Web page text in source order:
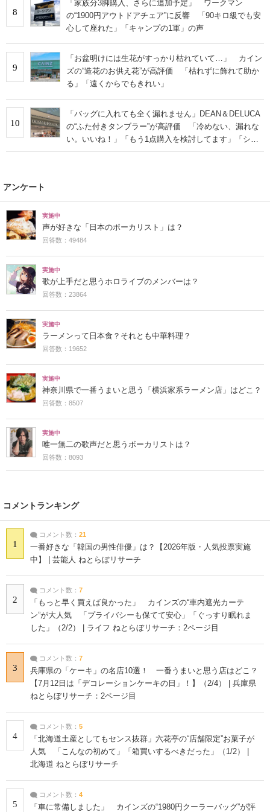
8
「家族分3脚購入、さらに追加予定」 ワークマン
の“1900円アウトドアチェア”に反響 「90キロ級でも安
心して座れた」「キャンプの1軍」の声
9
「お盆明けには生花がすっかり枯れていて…」 カイン
ズの“造花のお供え花”が高評価 「枯れずに飾れて助か
る」「遠くからでもきれい」
10
「バッグに入れても全く漏れません」DEAN＆DELUCA
の“ふた付きタンブラー”が高評価 「冷めない、漏れな
い。いいね！」「もう1点購入を検討してます」「シン
プルで高級感◎」
アンケート
実施中
声が好きな「日本のボーカリスト」は？
回答数：49484
実施中
歌が上手だと思うホロライブのメンバーは？
回答数：23864
実施中
ラーメンって日本食？それとも中華料理？
回答数：19652
実施中
神奈川県で一番うまいと思う「横浜家系ラーメン店」はどこ？
回答数：8507
実施中
唯一無二の歌声だと思うボーカリストは？
回答数：8093
コメントランキング
1
コメント数： 21
一番好きな「韓国の男性俳優」は？【2026年版・人気投票実施
中】 | 芸能人 ねとらぼリサーチ
2
コメント数： 7
「もっと早く買えば良かった」 カインズの“車内遮光カーテ
ン”が大人気 「プライバシーも保てて安心」「ぐっすり眠れま
した」（2/2） | ライフ ねとらぼリサーチ：2ページ目
3
コメント数： 7
兵庫県の「ケーキ」の名店10選！ 一番うまいと思う店はどこ？
【7月12日は「デコレーションケーキの日」！】（2/4） | 兵庫県
ねとらぼリサーチ：2ページ目
4
コメント数： 5
「北海道土産としてもセンス抜群」六花亭の“店舗限定”お菓子が
人気 「こんなの初めて」「箱買いするべきだった」（1/2） |
北海道 ねとらぼリサーチ
5
コメント数： 4
「車に常備しました」 カインズの“1980円クーラーバッグ”が評